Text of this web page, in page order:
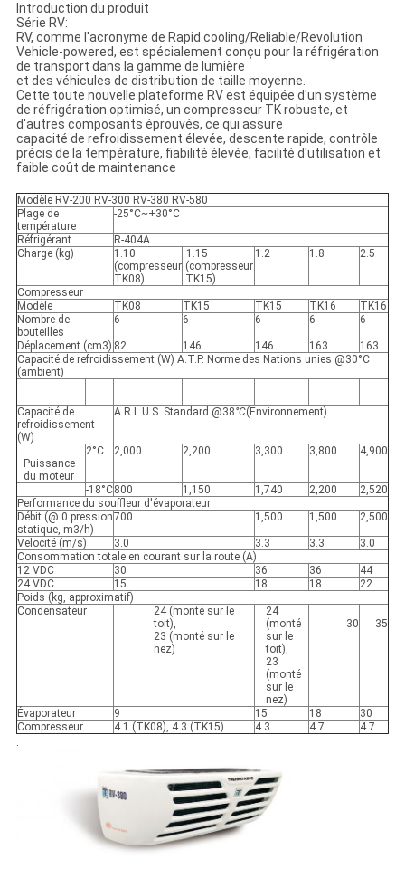
Introduction du produit
Série RV:
RV, comme l'acronyme de Rapid cooling/Reliable/Revolution
Vehicle-powered, est spécialement conçu pour la réfrigération
de transport dans la gamme de lumière
et des véhicules de distribution de taille moyenne.
Cette toute nouvelle plateforme RV est équipée d'un système
de réfrigération optimisé, un compresseur TK robuste, et
d'autres composants éprouvés, ce qui assure
capacité de refroidissement élevée, descente rapide, contrôle
précis de la température, fiabilité élevée, facilité d'utilisation et
faible coût de maintenance
Modèle RV-200 RV-300 RV-380 RV-580
Plage de
température
-25°C~+30°C
Réfrigérant
R-404A
Charge (kg)
1.10
(compresseur
TK08)
1.15
(compresseur
TK15)
1.2 1.8 2.5
Compresseur
Modèle
TK08 TK15 TK15 TK16
TK16
Nombre de
bouteilles
6 6 6 6 6
Déplacement (cm3) 82 146 146 163
163
Capacité de refroidissement (W) A.T.P. Norme des Nations unies @30°C
(ambient)
Capacité de
refroidissement
(W)
A.R.I. U.S. Standard @38°C(Environnement)
Puissance
du moteur
2°C 2,000 2,200 3,300 3,800 4,900
-18°C800 1,150 1,740 2,200
2,520
Performance du souffleur d'évaporateur
Débit (@ 0 pression
statique, m3/h)
700 1,500 1,500 2,500
Velocité (m/s) 3.0 3.3 3.3
3.0
Consommation totale en courant sur la route (A)
12 VDC
30 36 36
44
24 VDC
15 18 18
22
Poids (kg, approximatif)
Condensateur
24 (monté sur le
toit),
23 (monté sur le
nez)
24
(monté
sur le
toit),
23
(monté
sur le
nez)
30 35
Évaporateur 9 15 18
30
Compresseur
4.1 (TK08), 4.3 (TK15) 4.3 4.7 4.7
.